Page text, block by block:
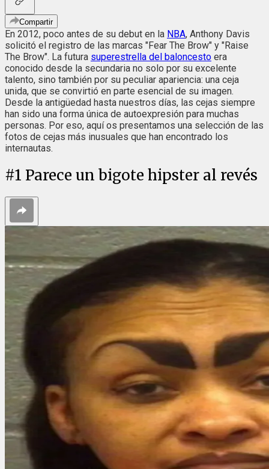
Compartir
En 2012, poco antes de su debut en la NBA, Anthony Davis
solicitó el registro de las marcas "Fear The Brow" y "Raise
The Brow". La futura superestrella del baloncesto era
conocido desde la secundaria no solo por su excelente
talento, sino también por su peculiar apariencia: una ceja
unida, que se convirtió en parte esencial de su imagen.
Desde la antigüedad hasta nuestros días, las cejas siempre
han sido una forma única de autoexpresión para muchas
personas. Por eso, aquí os presentamos una selección de las
fotos de cejas más inusuales que han encontrado los
internautas.
#1 Parece un bigote hipster al revés